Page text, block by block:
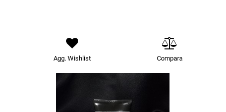
Agg. Wishlist Compara